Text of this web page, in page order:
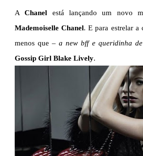
AChanel está lançando um novo
Mademoiselle Chanel. E para estrelar a
menos que – a new bff e queridinha
Gossip Girl Blake Lively.